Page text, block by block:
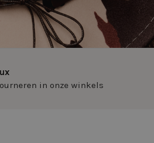
in onze winkels
Cookie ingesteld door Adobe ColdFusion-
Deze cookie wordt gebruikt in combinatie
om een clientapparaat (browser) op unieke
identificeren, zodat de site variabelen van
kan bijhouden. Hoe deze worden gebruikt,
de site. CFTOKEN bevat een willekeurig
2
Deze cookie wordt gebruikt om
de verlanglijst van de bezoeker.